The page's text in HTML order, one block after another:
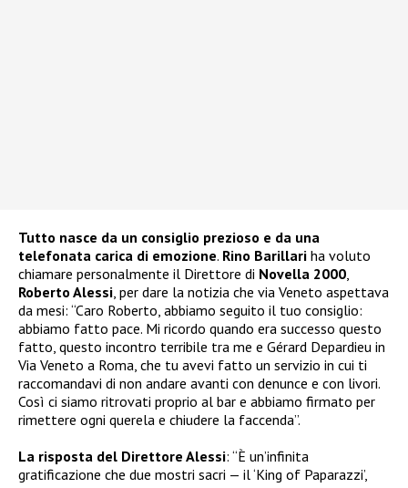
Tutto nasce da un consiglio prezioso e da una
telefonata carica di emozione. Rino Barillari ha voluto
chiamare personalmente il Direttore di Novella 2000
Roberto Alessi , per dare la notizia che via Veneto aspettava
da mesi: “Caro Roberto, abbiamo seguito il tuo consiglio:
abbiamo fatto pace. Mi ricordo quando era successo questo
fatto, questo incontro terribile tra me e Gérard Depardieu in
Via Veneto a Roma, che tu avevi fatto un servizio in cui ti
raccomandavi di non andare avanti con denunce e con livori.
Così ci siamo ritrovati proprio al bar e abbiamo firmato per
rimettere ogni querela e chiudere la faccenda”.
La risposta del Direttore Alessi: “È un’infinita
gratificazione che due mostri sacri — il ‘King of Paparazzi’,